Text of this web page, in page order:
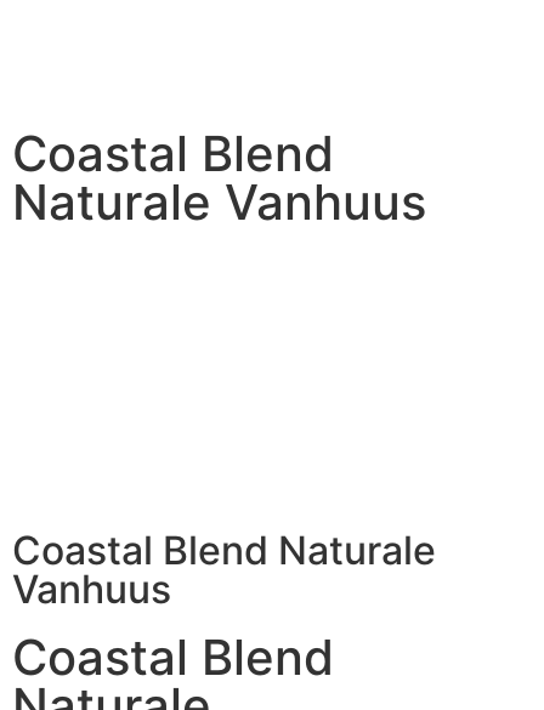
Coastal Blend
Naturale Vanhuus
Coastal Blend Naturale
Vanhuus
Coastal Blend